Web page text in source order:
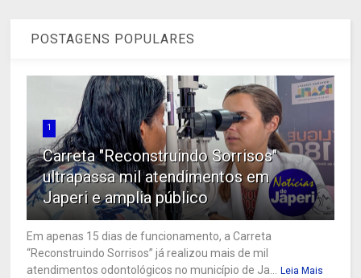
POSTAGENS POPULARES
1
Carreta "Reconstruindo Sorrisos"
ultrapassa mil atendimentos em
Japeri e amplia público
Em apenas 15 dias de funcionamento, a Carreta
“Reconstruindo Sorrisos” já realizou mais de mil
atendimentos odontológicos no município de Ja... Leia Mais